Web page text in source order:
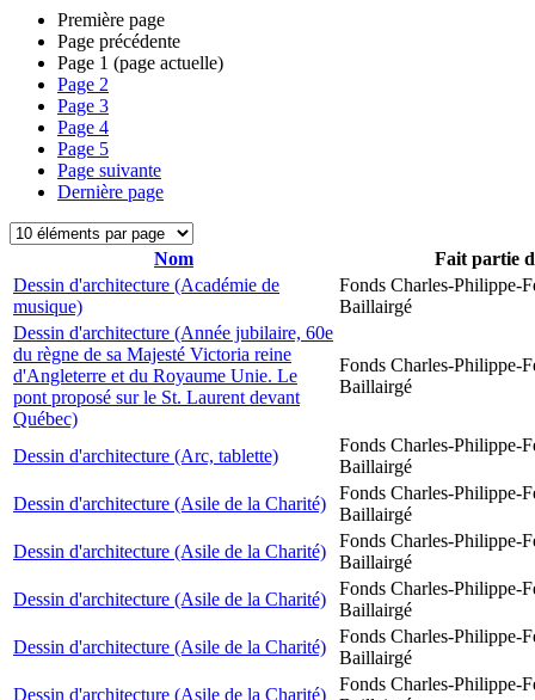
Première page
Page précédente
Page 1 (page actuelle)
Page 2
Page 3
Page 4
Page 5
Page suivante
Dernière page
Nom
Fait partie
Dessin d'architecture (Académie de
musique)
Fonds Charles-Philippe-
Baillairgé
Dessin d'architecture (Année jubilaire, 60e
du règne de sa Majesté Victoria reine
d'Angleterre et du Royaume Unie. Le
pont proposé sur le St. Laurent devant
Québec)
Fonds Charles-Philippe-
Baillairgé
Dessin d'architecture (Arc, tablette)
Fonds Charles-Philippe-
Baillairgé
Dessin d'architecture (Asile de la Charité)
Fonds Charles-Philippe-
Baillairgé
Dessin d'architecture (Asile de la Charité)
Fonds Charles-Philippe-
Baillairgé
Dessin d'architecture (Asile de la Charité)
Fonds Charles-Philippe-
Baillairgé
Dessin d'architecture (Asile de la Charité)
Fonds Charles-Philippe-
Baillairgé
Dessin d'architecture (Asile de la Charité)
Fonds Charles-Philippe-